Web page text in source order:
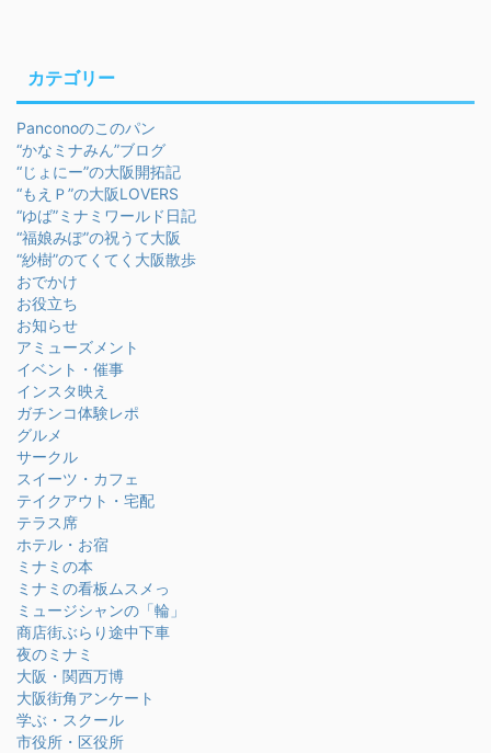
カテゴリー
Panconoのこのパン
“かなミナみん”ブログ
“じょにー”の大阪開拓記
“もえＰ”の大阪LOVERS
“ゆば”ミナミワールド日記
“福娘みぽ”の祝うて大阪
“紗樹”のてくてく大阪散歩
おでかけ
お役立ち
お知らせ
アミューズメント
イベント・催事
インスタ映え
ガチンコ体験レポ
グルメ
サークル
スイーツ・カフェ
テイクアウト・宅配
テラス席
ホテル・お宿
ミナミの本
ミナミの看板ムスメっ
ミュージシャンの「輪」
商店街ぶらり途中下車
夜のミナミ
大阪・関西万博
大阪街角アンケート
学ぶ・スクール
市役所・区役所